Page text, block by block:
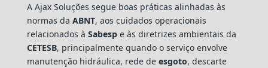
A Ajax Soluções segue boas práticas alinhadas às
normas da ABNT, aos cuidados operacionais
relacionados à Sabespe às diretrizes ambientais da
CETESB, principalmente quando o serviço envolve
manutenção hidráulica, rede de esgoto, descarte